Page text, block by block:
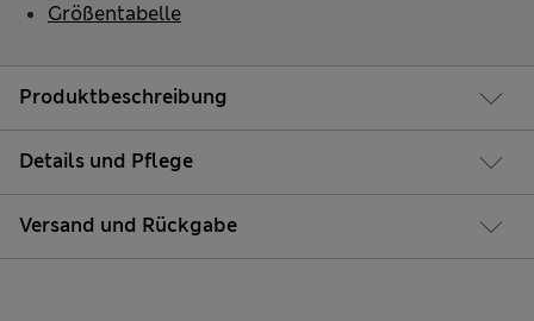
Produktbeschreibung
Details und Pflege
Versand und Rückgabe
Größentabelle